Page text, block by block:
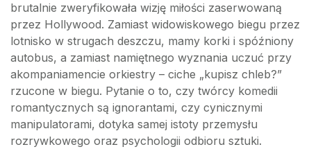
brutalnie zweryfikowała wizję miłości zaserwowaną
przez Hollywood. Zamiast widowiskowego biegu przez
lotnisko w strugach deszczu, mamy korki i spóźniony
autobus, a zamiast namiętnego wyznania uczuć przy
akompaniamencie orkiestry – ciche „kupisz chleb?”
rzucone w biegu. Pytanie o to, czy twórcy komedii
romantycznych są ignorantami, czy cynicznymi
manipulatorami, dotyka samej istoty przemysłu
rozrywkowego oraz psychologii odbioru sztuki.